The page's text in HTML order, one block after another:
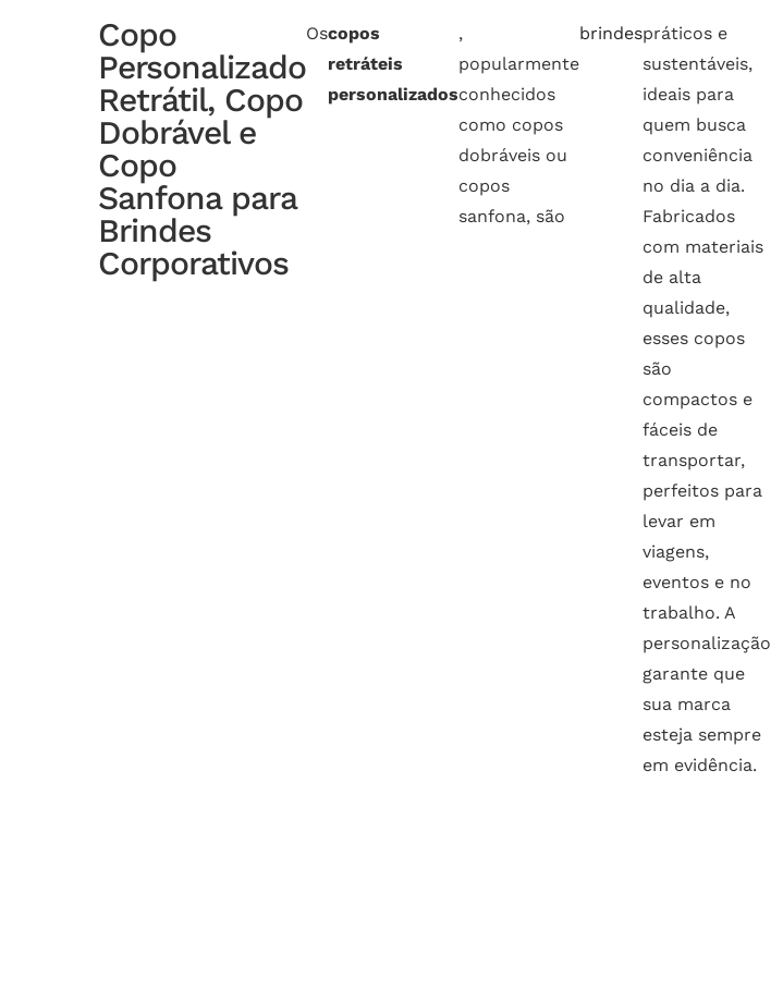
Copo
Personalizado
Retrátil, Copo
Dobrável e
Copo
Sanfona para
Brindes
Corporativos
Oscopos
retráteis
personalizados
,
popularmente
conhecidos
como copos
dobráveis ou
copos
sanfona, são
brindespráticos e
sustentáveis,
ideais para
quem busca
conveniência
no dia a dia.
Fabricados
com materiais
de alta
qualidade,
esses copos
são
compactos e
fáceis de
transportar,
perfeitos para
levar em
viagens,
eventos e no
trabalho. A
personalização
garante que
sua marca
esteja sempre
em evidência.